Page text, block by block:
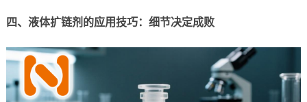
四、液体扩链剂的应用技巧：细节决定成败